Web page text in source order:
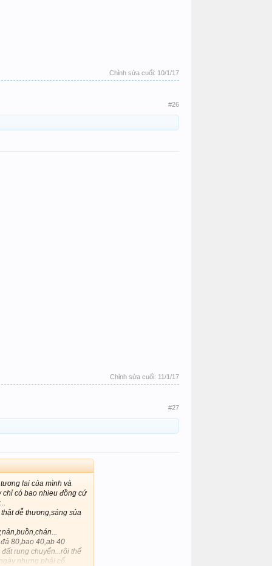
Chỉnh sửa cuối: 10/1/17
#26
Chỉnh sửa cuối: 11/1/17
#27
lai của mình và
chỉ có bao nhieu đồng cứ
dễ thương,sáng sủa
80,bao 40,ab 40
rung chuyển...rôi thế
nhưng phải cố